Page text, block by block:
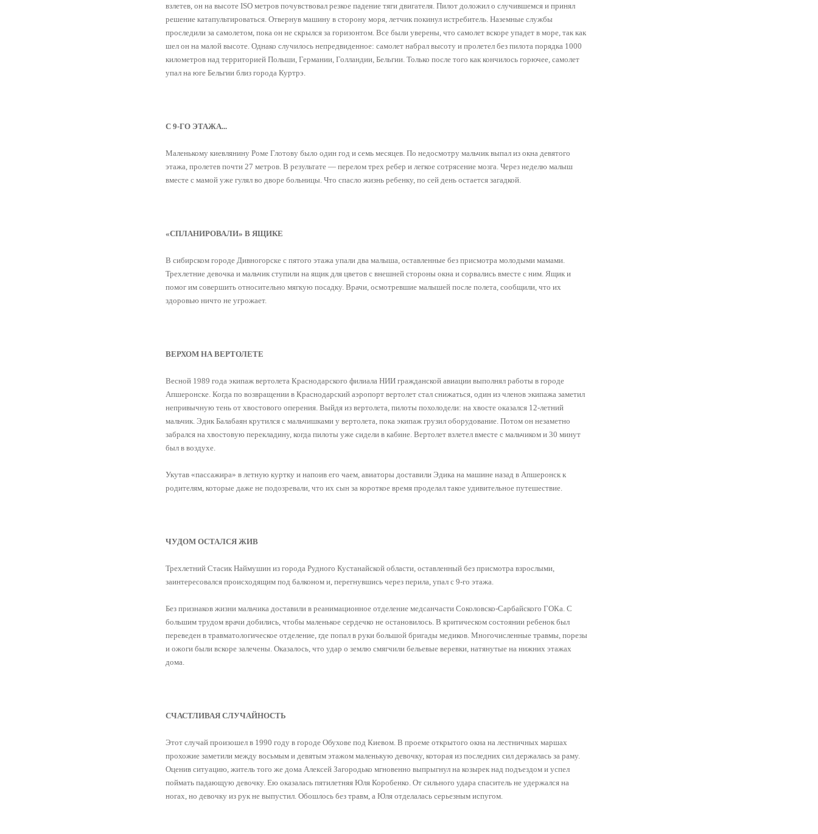
взлетев, он на высоте ISO метров почувствовал резкое падение тяги двигателя. Пилот доложил о случившемся и принял
решение катапультироваться. Отвернув машину в сторону моря, летчик покинул истребитель. Наземные службы
проследили за самолетом, пока он не скрылся за горизонтом. Все были уверены, что самолет вскоре упадет в море, так как
шел он на малой высоте. Однако случилось непредвиденное: самолет набрал высоту и пролетел без пилота порядка 1000
километров над территорией Польши, Германии, Голландии, Бельгии. Только после того как кончилось горючее, самолет
упал на юге Бельгии близ города Куртрэ.
С 9-ГО ЭТАЖА...
Маленькому киевлянину Роме Глотову было один год и семь месяцев. По недосмотру мальчик выпал из окна девятого
этажа, пролетев почти 27 метров. В результате — перелом трех ребер и легкое сотрясение мозга. Через неделю малыш
вместе с мамой уже гулял во дворе больницы. Что спасло жизнь ребенку, по сей день остается загадкой.
«СПЛАНИРОВАЛИ» В ЯЩИКЕ
В сибирском городе Дивногорске с пятого этажа упали два малыша, оставленные без присмотра молодыми мамами.
Трехлетние девочка и мальчик ступили на ящик для цветов с внешней стороны окна и сорвались вместе с ним. Ящик и
помог им совершить относительно мягкую посадку. Врачи, осмотревшие малышей после полета, сообщили, что их
здоровью ничто не угрожает.
ВЕРХОМ НА ВЕРТОЛЕТЕ
Весной 1989 года экипаж вертолета Краснодарского филиала НИИ гражданской авиации выполнял работы в городе
Апшеронске. Когда по возвращении в Краснодарский аэропорт вертолет стал снижаться, один из членов экипажа заметил
непривычную тень от хвостового оперения. Выйдя из вертолета, пилоты похолодели: на хвосте оказался 12-летний
мальчик. Эдик Балабаян крутился с мальчишками у вертолета, пока экипаж грузил оборудование. Потом он незаметно
забрался на хвостовую перекладину, когда пилоты уже сидели в кабине. Вертолет взлетел вместе с мальчиком и 30 минут
был в воздухе.
Укутав «пассажира» в летную куртку и напоив его чаем, авиаторы доставили Эдика на машине назад в Апшеронск к
родителям, которые даже не подозревали, что их сын за короткое время проделал такое удивительное путешествие.
ЧУДОМ ОСТАЛСЯ ЖИВ
Трехлетний Стасик Наймушин из города Рудного Кустанайской области, оставленный без присмотра взрослыми,
заинтересовался происходящим под балконом и, перегнувшись через перила, упал с 9-го этажа.
Без признаков жизни мальчика доставили в реанимационное отделение медсанчасти Соколовско-Сарбайского ГОКа. С
большим трудом врачи добились, чтобы маленькое сердечко не остановилось. В критическом состоянии ребенок был
переведен в травматологическое отделение, где попал в руки большой бригады медиков. Многочисленные травмы, порезы
и ожоги были вскоре залечены. Оказалось, что удар о землю смягчили бельевые веревки, натянутые на нижних этажах
дома.
СЧАСТЛИВАЯ СЛУЧАЙНОСТЬ
Этот случай произошел в 1990 году в городе Обухове под Киевом. В проеме открытого окна на лестничных маршах
прохожие заметили между восьмым и девятым этажом маленькую девочку, которая из последних сил держалась за раму.
Оценив ситуацию, житель того же дома Алексей Загородько мгновенно выпрыгнул на козырек над подъездом и успел
поймать падающую девочку. Ею оказалась пятилетняя Юля Коробенко. От сильного удара спаситель не удержался на
ногах, но девочку из рук не выпустил. Обошлось без травм, а Юля отделалась серьезным испугом.